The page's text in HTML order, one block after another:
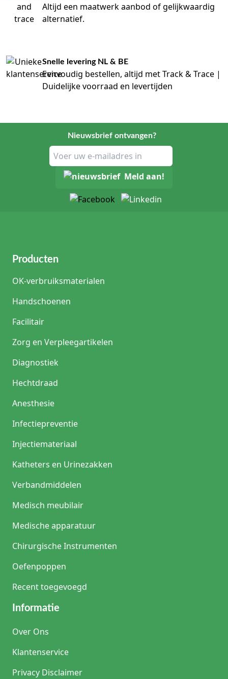
Altijd een maatwerk aanbod of gelijkwaardig
alternatief.
Snelle levering NL & BE
Eenvoudig bestellen, altijd met Track & Trace |
Duidelijke voorraad en levertijden
Nieuwsbrief ontvangen?
Meld aan!
Producten
OK-verbruiksmaterialen
Handschoenen
Facilitair
Zorg en Verpleegartikelen
Diagnostiek
Hechtdraad
Anesthesie
Infectiepreventie
Injectiemateriaal
Katheters en Urinezakken
Verbandmiddelen
Medisch meubilair
Medische apparatuur
Chirurgische Instrumenten
Oefenpoppen
Recent toegevoegd
Informatie
Over Ons
Klantenservice
Privacy Disclaimer